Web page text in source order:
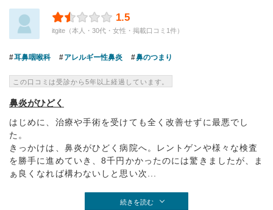
1.5
itgite（本人・30代・女性・掲載口コミ1件）
耳鼻咽喉科 アレルギー性鼻炎 鼻のつまり
この口コミは受診から5年以上経過しています。
鼻炎がひどく
はじめに、治療や手術を受けても全く改善せずに最悪でし
た。
きっかけは、鼻炎がひどく病院へ。レントゲンや様々な検査
を勝手に進めていき、8千円かかったのには驚きましたが、ま
ぁ良くなれば構わないしと思い次...
続きを読む